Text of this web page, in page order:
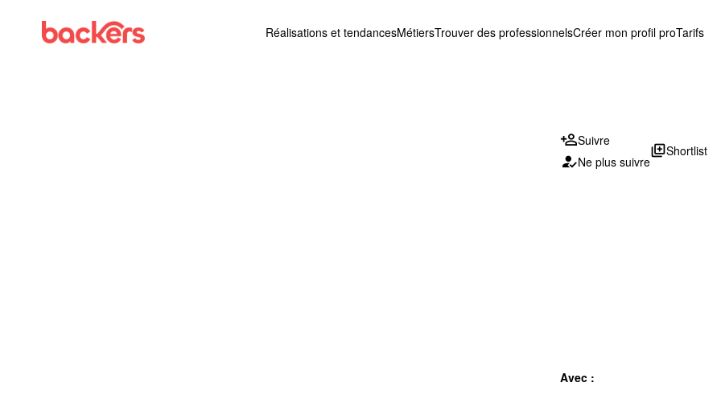
Réalisations et tendancesMétiersTrouver des professionnelsCréer mon profil proTarifs
Suivre
Ne plus suivre
library_addShortlist
Avec :